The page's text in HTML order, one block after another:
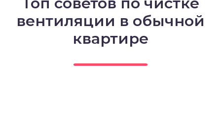
вентиляции в обычной
квартире